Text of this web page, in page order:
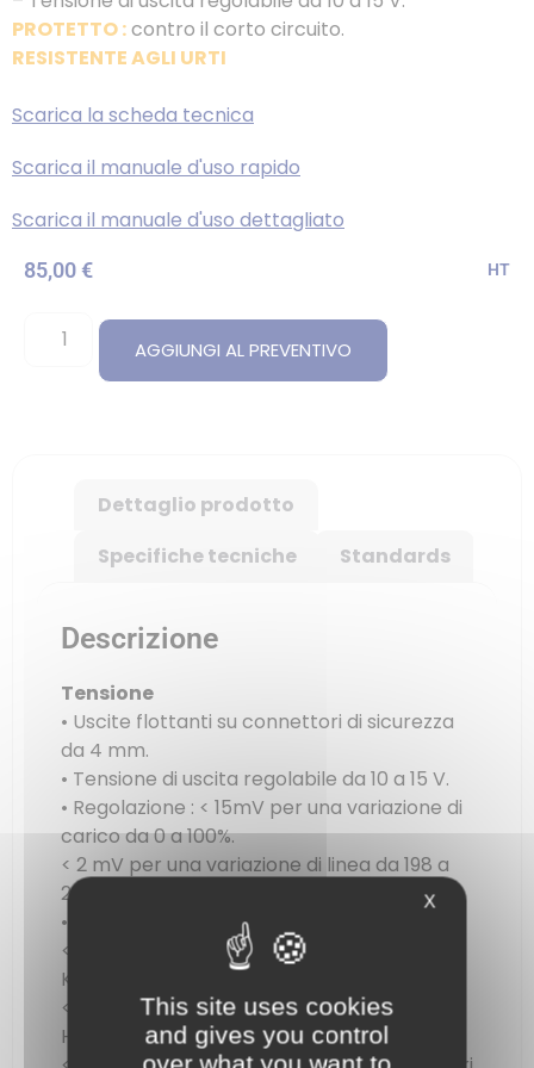
PROTETTO :contro il corto circuito.
RESISTENTE AGLI URTI
Scarica la scheda tecnica
Scarica il manuale d'uso rapido
Scarica il manuale d'uso dettagliato
85,00 € HT
AGGIUNGI AL PREVENTIVO
Dettaglio prodotto
Specifiche tecniche
Standards
Descrizione
Tensione
• Uscite flottanti su connettori di sicurezza
da 4 mm.
• Tensione di uscita regolabile da 10 a 15 V.
• Regolazione : < 15mV per una variazione di
carico da 0 a 100%.
< 2 mV per una variazione di linea da 198 a
264V.
• Ondulazione : < 3 mV rms compresi:
< 3 mV da picco a picco del segnale a 100
KHz
< 5 mV da picco a picco del segnale a 100
Hz
X
This site uses cookies
and gives you control